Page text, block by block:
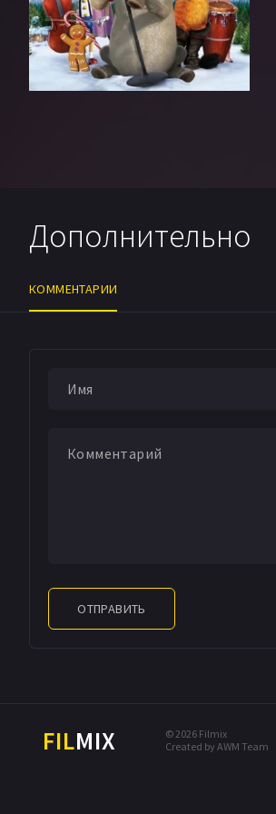
Дополнительно
КОММЕНТАРИИ
ОТПРАВИТЬ
FILMIX
© 2026 Filmix
Created by AWM Team